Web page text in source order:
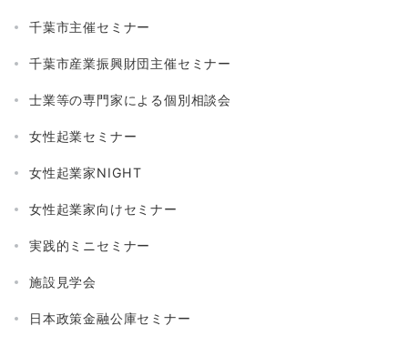
千葉市主催セミナー
千葉市産業振興財団主催セミナー
士業等の専門家による個別相談会
女性起業セミナー
女性起業家NIGHT
女性起業家向けセミナー
実践的ミニセミナー
施設見学会
日本政策金融公庫セミナー